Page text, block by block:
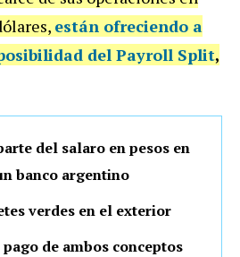
están ofreciendo a
del Payroll Split,
del salaro en pesos en
banco argentino
verdes en el exterior
de ambos conceptos